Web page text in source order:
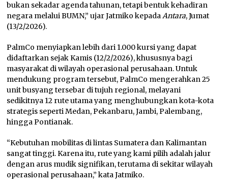
bukan sekadar agenda tahunan, tetapi bentuk kehadiran
negara melalui BUMN,” ujar Jatmiko kepadaAntara, Jumat
(13/2/2026).
PalmCo menyiapkan lebih dari 1.000 kursi yang dapat
didaftarkan sejak Kamis (12/2/2026), khususnya bagi
masyarakat di wilayah operasional perusahaan. Untuk
mendukung program tersebut, PalmCo mengerahkan 25
unit busyang tersebar di tujuh regional, melayani
sedikitnya 12 rute utama yang menghubungkan kota-kota
strategis seperti Medan, Pekanbaru, Jambi, Palembang,
hingga Pontianak.
“Kebutuhan mobilitas di lintas Sumatera dan Kalimantan
sangat tinggi. Karena itu, rute yang kami pilih adalah jalur
dengan arus mudik signifikan, terutama di sekitar wilayah
operasional perusahaan,” kata Jatmiko.